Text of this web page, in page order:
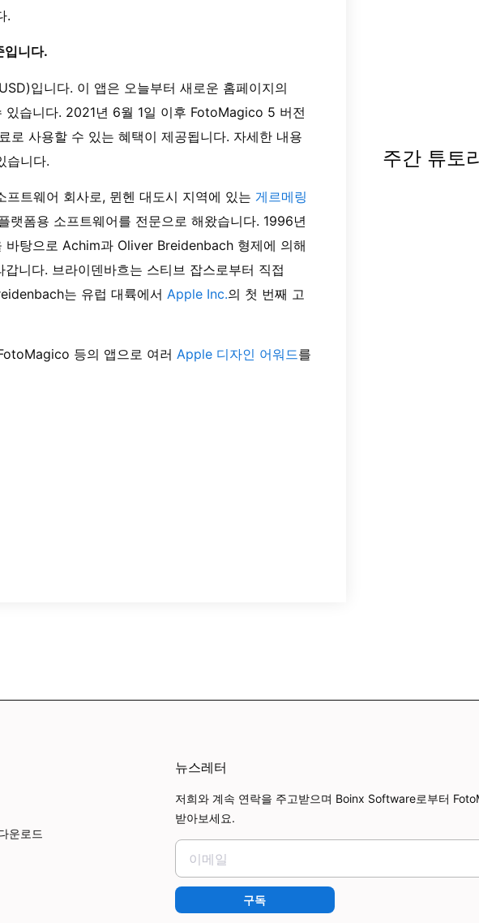
.
입니다.
입니다. 이 앱은 오늘부터 새로운 홈페이지의
있습니다. 2021년 6월 1일 이후 FotoMagico 5 버전
사용할 수 있는 혜택이 제공됩니다. 자세한 내용
습니다.
프트웨어 회사로, 뮌헨 대도시 지역에 있는 게르메링
폼용 소프트웨어를 전문으로 해왔습니다. 1996년
탕으로 Achim과 Oliver Breidenbach 형제에 의해
니다. 브라이덴바흐는 스티브 잡스로부터 직접
는 유럽 대륙에서 Apple Inc.의 첫 번째 고
등의 앱으로 여러 Apple 디자인 어워드를
주간 튜토
운로드
뉴스레터
저희와 계속 연락을 주고받으며 Boinx Software로부터
받아보세요.
구독